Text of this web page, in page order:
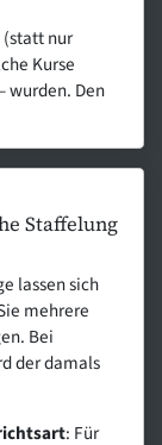
(statt nur
Kurse
wurden. Den
Staffelung
lassen sich
mehrere
Bei
der damals
: Für